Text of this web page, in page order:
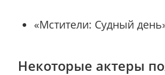
«Мстители: Судный
Некоторые актеры